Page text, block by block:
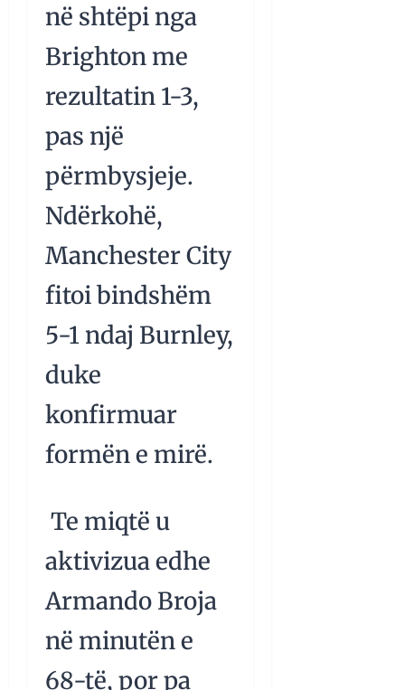
në shtëpi nga
Brighton me
rezultatin 1-3,
pas një
përmbysjeje.
Ndërkohë,
Manchester City
fitoi bindshëm
5-1 ndaj Burnley,
duke
konfirmuar
formën e mirë.
Te miqtë u
aktivizua edhe
Armando Broja
në minutën e
68-të, por pa